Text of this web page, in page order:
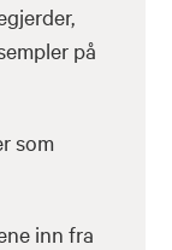
på
som
inn fra